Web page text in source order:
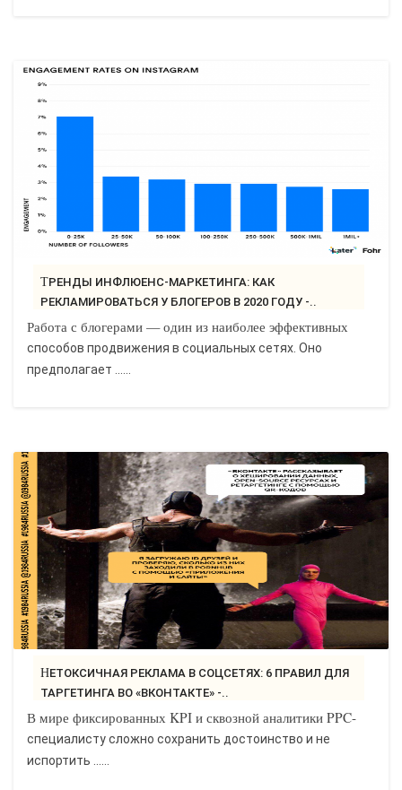
ТРЕНДЫ ИНФЛЮЕНС-МАРКЕТИНГА: КАК
РЕКЛАМИРОВАТЬСЯ У БЛОГЕРОВ В 2020 ГОДУ -..
Работа с блогерами — один из наиболее эффективных
способов продвижения в социальных сетях. Оно
предполагает ......
НЕТОКСИЧНАЯ РЕКЛАМА В СОЦСЕТЯХ: 6 ПРАВИЛ ДЛЯ
ТАРГЕТИНГА ВО «ВКОНТАКТЕ» -..
В мире фиксированных KPI и сквозной аналитики PPC-
специалисту сложно сохранить достоинство и не
испортить ......